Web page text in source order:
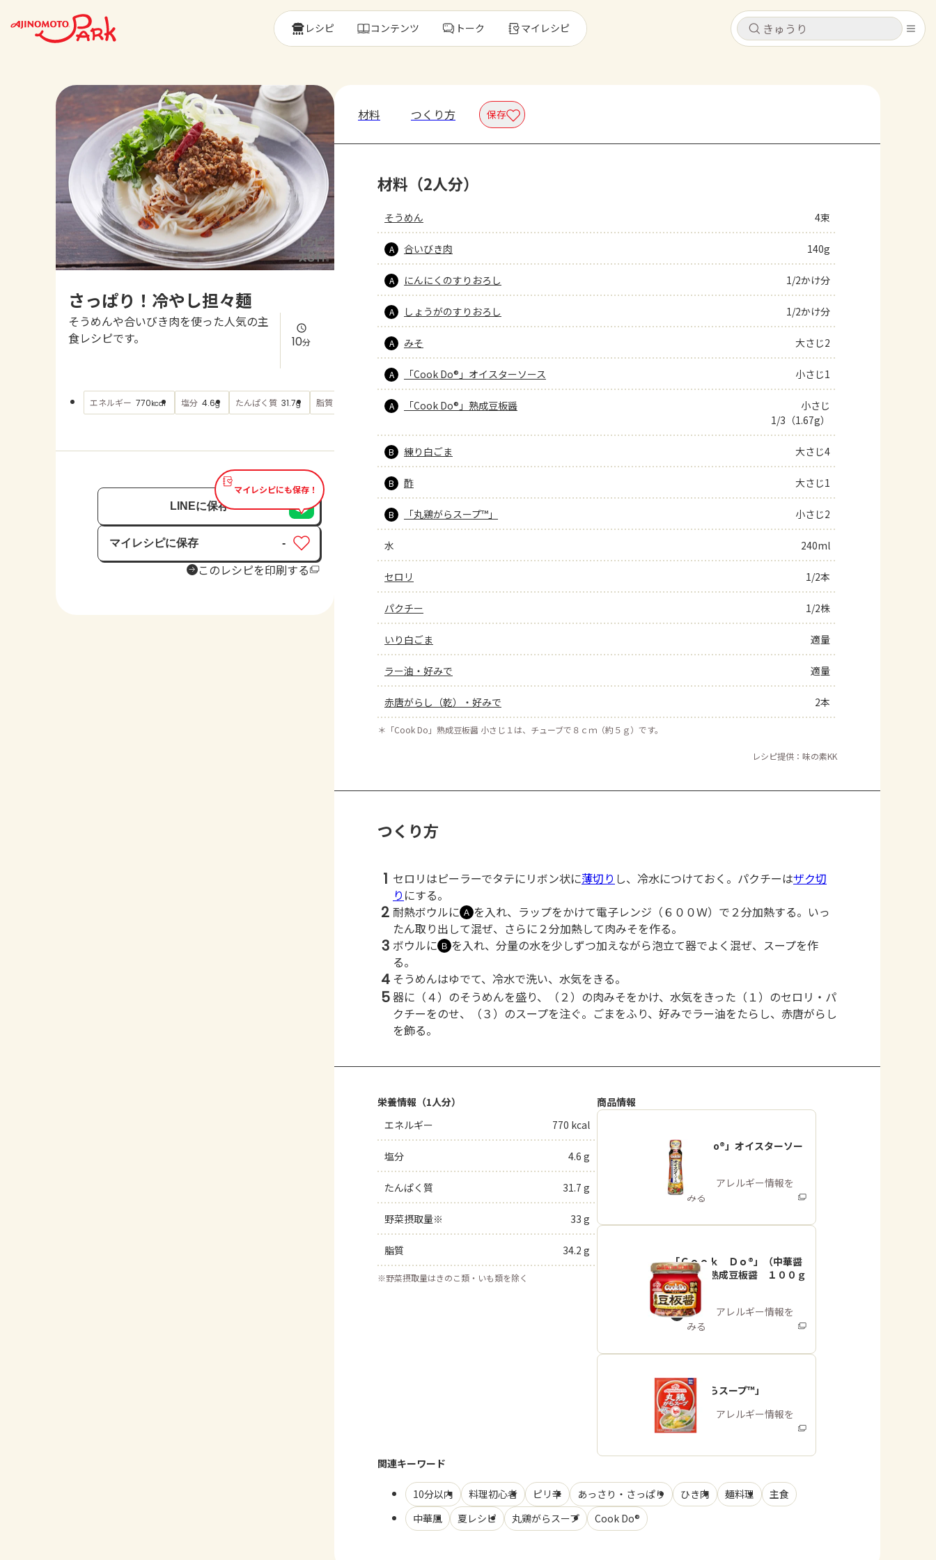
キャンセル
レシピ
トーク
よくあるお問い合わせ
AJINOMOTO PARK とは
キャンセル
レシピ コンテンツ トーク マイレシピ
さっぱり！冷やし担々麺
そうめんや合いびき肉を使った人気の主
食レシピです。
10分
エネルギー 770kcal 塩分 4.6g たんぱく質 31.7g 脂質 もっと見る
マイレシピにも保存！
LINEに保存
マイレシピに保存
保存済み
-
このレシピを印刷する
材料 つくり方 保存
材料（2人分）
そうめん 4束
A 合いびき肉 140g
A にんにくのすりおろし 1/2かけ分
A しょうがのすりおろし 1/2かけ分
A みそ 大さじ2
A 「Cook Do®」オイスターソース 小さじ1
A 「Cook Do®」熟成豆板醤
小さじ
1/3（1.67g）
B 練り白ごま 大さじ4
B 酢 大さじ1
B 「丸鶏がらスープ™」 小さじ2
水 240ml
セロリ 1/2本
パクチー 1/2株
いり白ごま 適量
ラー油・好みで 適量
赤唐がらし（乾）・好みで 2本
＊ 「Cook Do」熟成豆板醤 小さじ１は、チューブで８ｃｍ（約５ｇ）です。
レシピ提供：味の素KK
つくり方
1 セロリはピーラーでタテにリボン状に薄切り し、冷水につけておく。パクチーはザク切
り にする。
2 耐熱ボウルに Ａ を入れ、ラップをかけて電子レンジ（６００Ｗ）で２分加熱する。いっ
たん取り出して混ぜ、さらに２分加熱して肉みそを作る。
3 ボウルに Ｂ を入れ、分量の水を少しずつ加えながら泡立て器でよく混ぜ、スープを作
る。
4 そうめんはゆでて、冷水で洗い、水気をきる。
5器に（４）のそうめんを盛り、（２）の肉みそをかけ、水気をきった（１）のセロリ・パ
クチーをのせ、（３）のスープを注ぐ。ごまをふり、好みでラー油をたらし、赤唐がらし
を飾る。
栄養情報（1人分）
エネルギー
770 kcal
塩分 4.6 g
たんぱく質 31.7 g
野菜摂取量※ 33 g
脂質 34.2 g
※野菜摂取量はきのこ類・いも類を除く
商品情報
「Cook Do®」オイスターソー
ス
商品・アレルギー情報を
みる
「Ｃｏｏｋ Ｄｏ®」（中華醤
調味料）熟成豆板醤 １００ｇ
瓶
商品・アレルギー情報を
みる
「丸鶏がらスープ™」
商品・アレルギー情報を
みる
関連キーワード
10分以内 料理初心者 ピリ辛 あっさり・さっぱり ひき肉 麺料理
主食
中華風
夏レシピ 丸鶏がらスープ Cook Do®